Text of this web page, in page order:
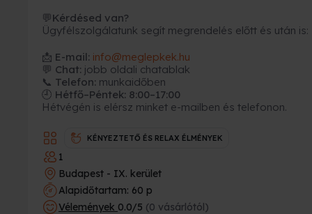
💬Kérdésed van?
Ügyfélszolgálatunk segít megrendelés előtt és után is:
📩 E-mail: info@meglepkek.hu
💬 Chat: jobb oldali chatablak
📞 Telefon: munkaidőben
🕘 Hétfő–Péntek: 8:00–17:00
Hétvégén is elérsz minket e-mailben és telefonon.
KÉNYEZTETŐ ÉS RELAX ÉLMÉNYEK
1
Budapest - IX. kerület
Alapidőtartam: 60 p
Vélemények 0.0/5 (0 vásárlótól)